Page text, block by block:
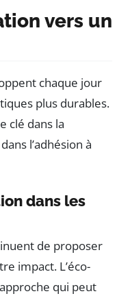
vers un
chaque jour
plus durables.
clé dans la
l’adhésion à
dans les
de proposer
impact. L’éco-
qui peut